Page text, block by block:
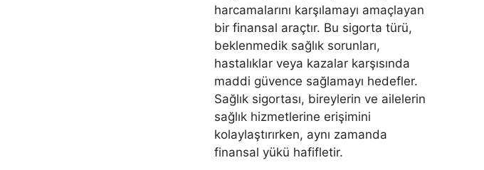
harcamalarını karşılamayı amaçlayan
bir finansal araçtır. Bu sigorta türü,
beklenmedik sağlık sorunları,
hastalıklar veya kazalar karşısında
maddi güvence sağlamayı hedefler.
Sağlık sigortası, bireylerin ve ailelerin
sağlık hizmetlerine erişimini
kolaylaştırırken, aynı zamanda
finansal yükü hafifletir.